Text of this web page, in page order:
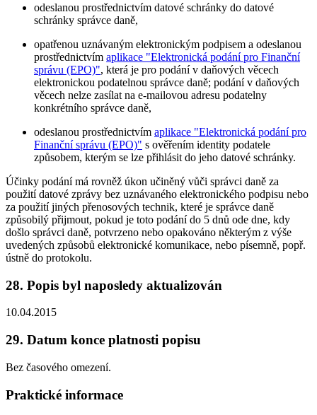
odeslanou prostřednictvím datové schránky do datové
schránky správce daně,
opatřenou uznávaným elektronickým podpisem a odeslanou
prostřednictvím aplikace "Elektronická podání pro Finanční
správu (EPO)", která je pro podání v daňových věcech
elektronickou podatelnou správce daně; podání v daňových
věcech nelze zasílat na e-mailovou adresu podatelny
konkrétního správce daně,
odeslanou prostřednictvím aplikace "Elektronická podání pro
Finanční správu (EPO)" s ověřením identity podatele
způsobem, kterým se lze přihlásit do jeho datové schránky.
Účinky podání má rovněž úkon učiněný vůči správci daně za
použití datové zprávy bez uznávaného elektronického podpisu nebo
za použití jiných přenosových technik, které je správce daně
způsobilý přijmout, pokud je toto podání do 5 dnů ode dne, kdy
došlo správci daně, potvrzeno nebo opakováno některým z výše
uvedených způsobů elektronické komunikace, nebo písemně, popř.
ústně do protokolu.
28. Popis byl naposledy aktualizován
10.04.2015
29. Datum konce platnosti popisu
Bez časového omezení.
Praktické informace